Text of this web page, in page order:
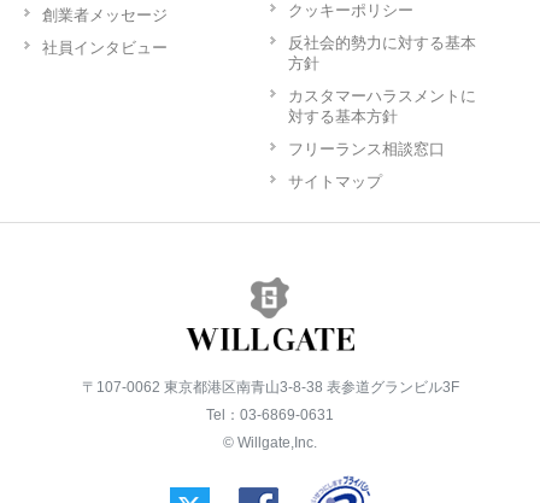
創業者メッセージ
社員インタビュー
クッキーポリシー
反社会的勢力に対する基本
方針
カスタマーハラスメントに
対する基本方針
フリーランス相談窓口
サイトマップ
〒107-0062 東京都港区南青山3-8-38 表参道グランビル3F
Tel：03-6869-0631
© Willgate,Inc.